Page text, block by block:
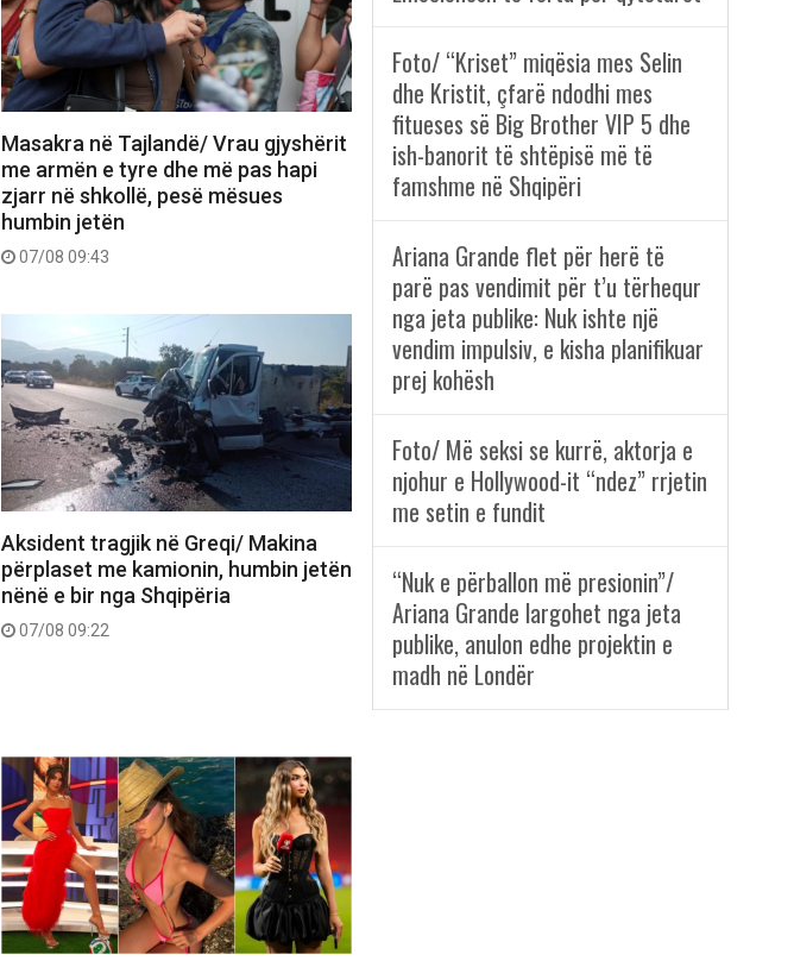
Masakra në Tajlandë/ Vrau gjyshërit
me armën e tyre dhe më pas hapi
zjarr në shkollë, pesë mësues
humbin jetën
07/08 09:43
Aksident tragjik në Greqi/ Makina
përplaset me kamionin, humbin jetën
nënë e bir nga Shqipëria
07/08 09:22
Foto/ “Kriset” miqësia mes Selin
dhe Kristit, çfarë ndodhi mes
fitueses së Big Brother VIP 5 dhe
ish-banorit të shtëpisë më të
famshme në Shqipëri
Ariana Grande flet për herë të
parë pas vendimit për t’u tërhequr
nga jeta publike: Nuk ishte një
vendim impulsiv, e kisha planifikuar
prej kohësh
Foto/ Më seksi se kurrë, aktorja e
njohur e Hollywood-it “ndez” rrjetin
me setin e fundit
“Nuk e përballon më presionin”/
Ariana Grande largohet nga jeta
publike, anulon edhe projektin e
madh në Londër